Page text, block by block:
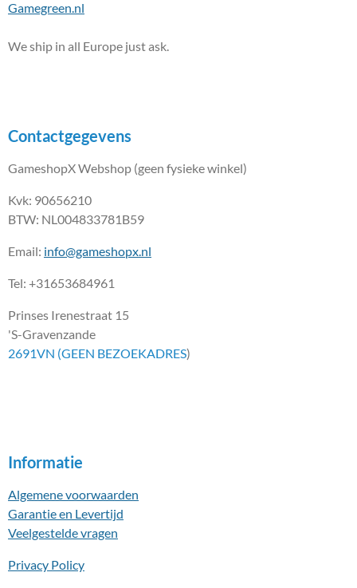
Gamegreen.nl
We ship in all Europe just ask.
Contactgegevens
GameshopX Webshop (geen fysieke winkel)
Kvk: 90656210
BTW: NL004833781B59
Email: info@gameshopx.nl
Tel: +31653684961
Prinses Irenestraat 15
'S-Gravenzande
2691VN (GEEN BEZOEKADRES)
Informatie
Algemene voorwaarden
Garantie en Levertijd
Veelgestelde vragen
Privacy Policy